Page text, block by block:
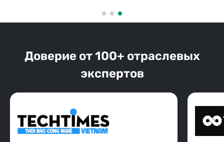
Доверие от 100+ отраслевых
экспертов